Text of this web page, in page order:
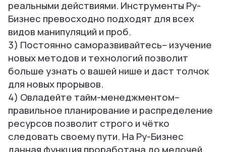
реальными действиями. Инструменты Ру-
Бизнес превосходно подходят для всех
видов манипуляций и проб.
3) Постоянно саморазвивайтесь– изучение
новых методов и технологий позволит
больше узнать о вашей нише и даст толчок
для новых прорывов.
4) Овладейте тайм-менеджментом–
правильное планирование и распределение
ресурсов позволит строго и чётко
следовать своему пути. На Ру-Бизнес
данная функция проработана до мелочей,